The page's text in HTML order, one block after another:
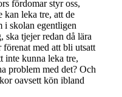
fördomar styr oss,
kan leka tre, att de
i skolan egentligen
tjejer redan då lära
med att bli utsatt
inte kunna leka tre,
problem med det? Och
oavsett kön ibland